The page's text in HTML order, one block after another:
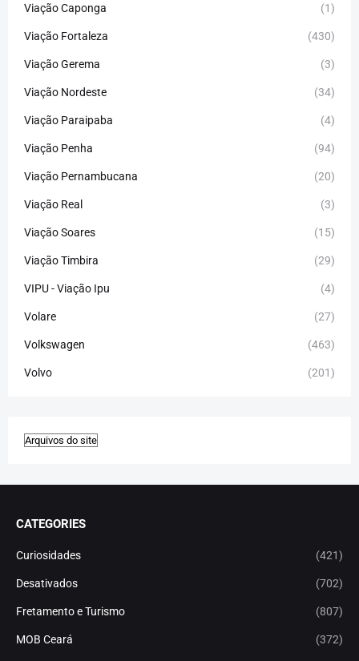
Viação Caponga (1)
Viação Fortaleza (430)
Viação Gerema (3)
Viação Nordeste (34)
Viação Paraipaba (4)
Viação Penha (94)
Viação Pernambucana (20)
Viação Real (3)
Viação Soares (15)
Viação Timbira (29)
VIPU - Viação Ipu (4)
Volare (27)
Volkswagen (463)
Volvo (201)
CATEGORIES
Curiosidades (421)
Desativados (702)
Fretamento e Turismo (807)
MOB Ceará (372)